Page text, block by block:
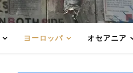
ヨーロッパ オセアニア